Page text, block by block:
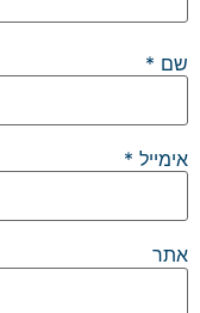
שם *
אימייל *
אתר